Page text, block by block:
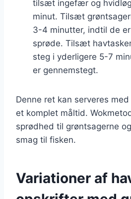
tilsæt ingefær og
minut. Tilsæt
3-4 minutter, indtil de
sprøde. Tilsæt
steg i yderligere 5-7
er gennemstegt.
Denne ret kan serveres
et komplet måltid.
sprødhed til grøntsagerne
smag til fisken.
Variationer af